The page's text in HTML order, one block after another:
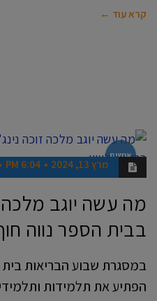
קרא עוד ←
אנשים
מרץ 13, 2024 6:04 PM
מה עשה יוגב מלכה
בבית הספר נווה
במסגרת שבוע הבריאות בית
הפתיע את תלמידות